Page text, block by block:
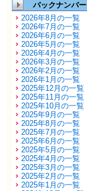
バックナンバー
2026年8月の一覧
2026年7月の一覧
2026年6月の一覧
2026年5月の一覧
2026年4月の一覧
2026年3月の一覧
2026年2月の一覧
2026年1月の一覧
2025年12月の一覧
2025年11月の一覧
2025年10月の一覧
2025年9月の一覧
2025年8月の一覧
2025年7月の一覧
2025年6月の一覧
2025年5月の一覧
2025年4月の一覧
2025年3月の一覧
2025年2月の一覧
2025年1月の一覧